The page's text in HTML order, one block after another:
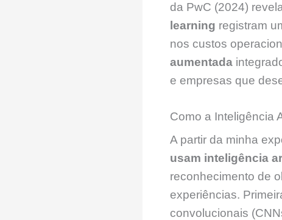
da PwC (2024)
learning registram
nos custos
aumentada
e empresas que
Como a Inteligência
A partir da minha
usam inteligência
reconhecimento de
experiências.
convolucionais